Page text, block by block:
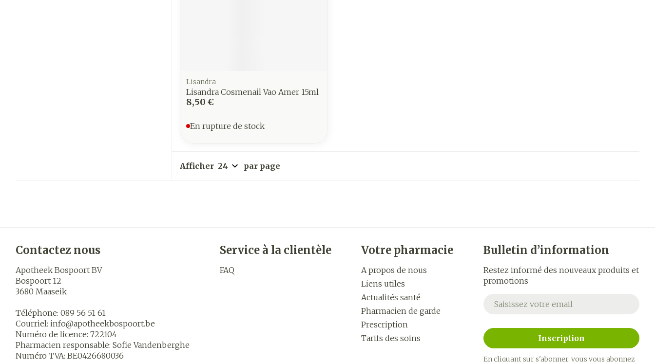
Lisandra
Lisandra Cosmenail Vao Amer 15ml
8,50 €
En rupture de stock
Afficher par page
Contactez nous
Apotheek Bospoort BV
Bospoort 12
3680 Maaseik
Téléphone: 089 56 51 61
Courriel: info@apotheekbospoort.be
Numéro de licence: 722104
Pharmacien responsable: Sofie Vandenberghe
Numéro TVA: BE0426680036
Service à la clientèle
FAQ
Votre pharmacie
A propos de nous
Liens utiles
Actualités santé
Pharmacien de garde
Prescription
Tarifs des soins
Bulletin d’information
Restez informé des nouveaux produits et
promotions
Inscription
En cliquant sur s'abonner, vous vous abonnez